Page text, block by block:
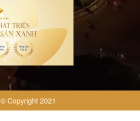
© Copyright 2021